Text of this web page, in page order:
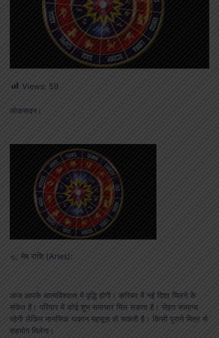
Views: 59
लोकसदन।
मेष राशि (Aries):
आज आपके आत्मविश्वास में वृद्धि होगी। करियर में नई दिशा मिलने के
संकेत हैं। परिवार में कोई शुभ समाचार मिल सकता है। सेहत सामान्य
रहेगी लेकिन मानसिक थकान महसूस हो सकती है। किसी पुराने मित्र से
सहयोग मिलेगा।